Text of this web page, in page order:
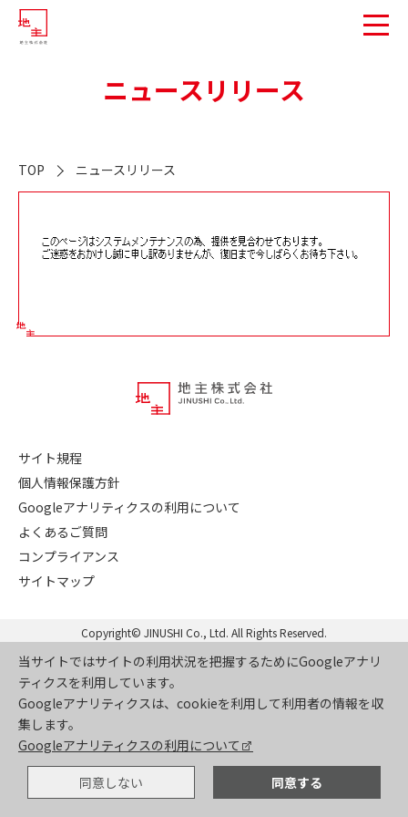
ニュースリリース
TOP ニュースリリース
当サイトではサイトの利用状況を把握するためにGoogleアナリ
ティクスを利用しています。
Googleアナリティクスは、cookieを利用して利用者の情報を収
集します。
Googleアナリティクスの利用について
同意しない 同意する
サイト規程
個人情報保護方針
Googleアナリティクスの利用について
よくあるご質問
コンプライアンス
サイトマップ
Copyright© JINUSHI Co., Ltd. All Rights Reserved.